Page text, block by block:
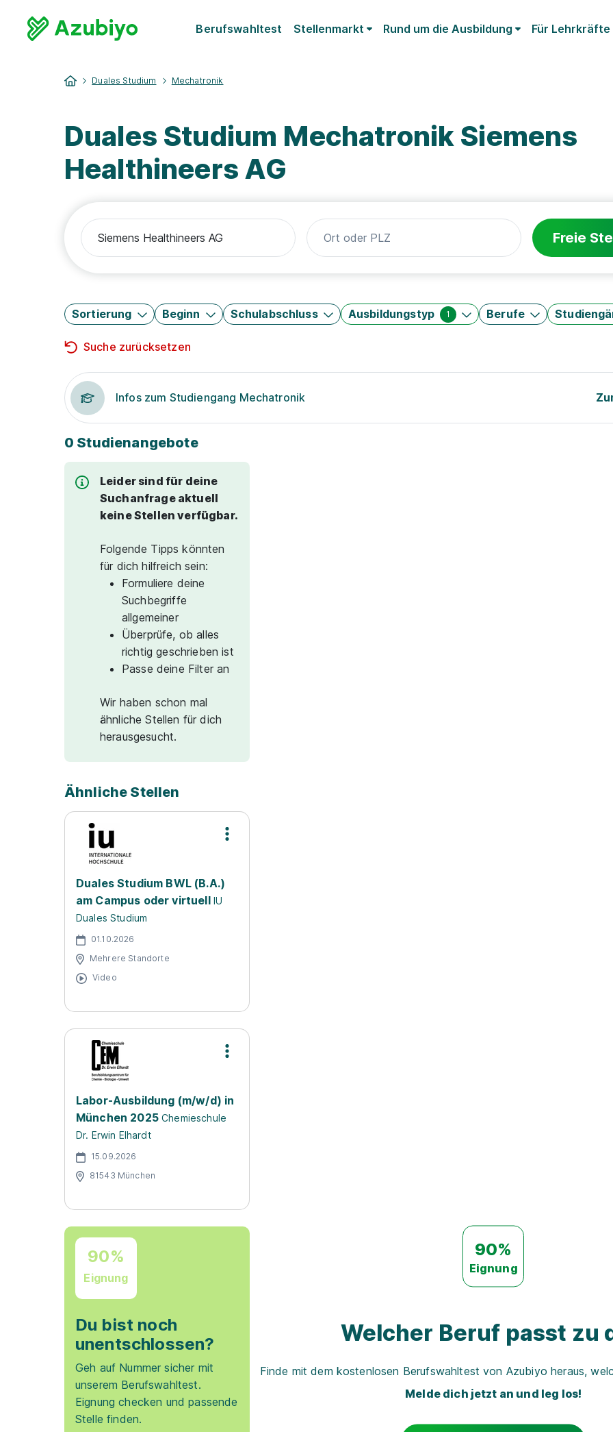
Berufswahltest Stellenmarkt Rund um die Ausbildung Für Lehrkräfte
Duales Studium Mechatronik
Duales Studium Mechatronik Siemens
Healthineers AG
Freie
Sortierung Beginn Schulabschluss Ausbildungstyp 1 Berufe
Suche zurücksetzen
Infos zum Studiengang Mechatronik
0 Studienangebote
Leider sind für deine
Suchanfrage aktuell
keine Stellen verfügbar.
Folgende Tipps könnten
für dich hilfreich sein:
Formuliere deine
Suchbegriffe
allgemeiner
Überprüfe, ob alles
richtig geschrieben ist
Passe deine Filter an
Wir haben schon mal
ähnliche Stellen für dich
herausgesucht.
Ähnliche Stellen
Duales Studium BWL (B.A.)
am Campus oder virtuell IU
Duales Studium
01.10.2026
Mehrere Standorte
Video
Labor-Ausbildung (m/w/d) in
München 2025 Chemieschule
Dr. Erwin Elhardt
15.09.2026
81543 München
90%
Eignung
Du bist noch
unentschlossen?
Geh auf Nummer sicher mit
unserem Berufswahltest.
Eignung checken und passende
Stelle finden.
90%
Eignung
Welcher Beruf passt zu
Finde mit dem kostenlosen Berufswahltest von Azubiyo heraus,
Melde dich jetzt an und leg los!